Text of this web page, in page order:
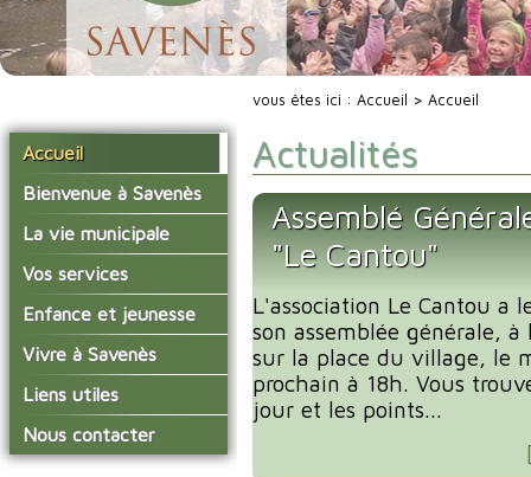
Accueil
Bienvenue à Savenès
Situer Savenès
Savenès en chiffre
L'histoire du village
Actualités de Savenès
sur ladepeche.fr
La vie municipale
Vos élus
Les compte-rendus du
conseil municipal
Les commissions
Les diverses
délégations/syndicats
L'urbanisme
Vos services
La mairie
Le service technique
Les services de l'école
Les installations
municipales
La collecte des ordures
Enfance et jeunesse
L'école primaire
La garderie et la cantine
Le temps périscolaire
La petite enfance
Vivre à Savenès
Agenda Salle des Fetes
Liens utiles
Communauté de
Communes Grand Sud
Tarn et Garonne
Nous contacter
vous êtes ici : Accueil > Accueil
Actualités
Assemblé
"Le Cantou"
L'association Le Cantou a
son assemblée générale, à
sur la place du village, le
prochain à 18h. Vous
jour et les points...